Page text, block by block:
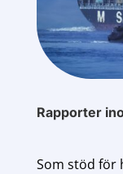
Rapporter
Som stöd för